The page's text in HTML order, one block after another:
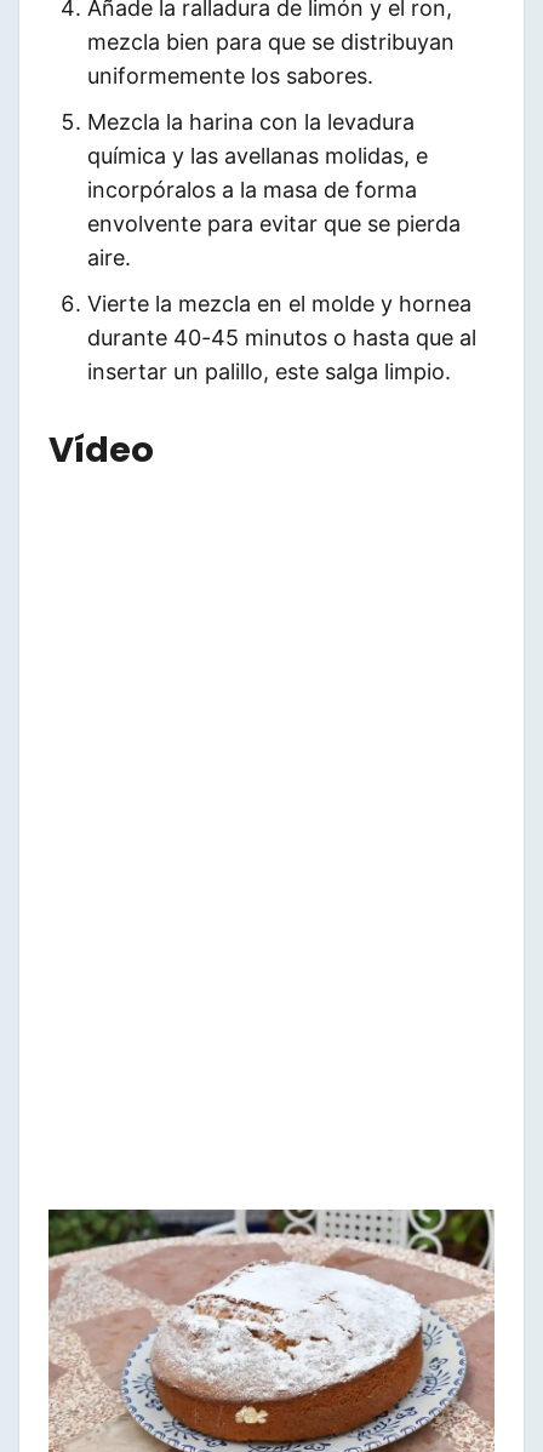
Añade la ralladura de limón y el ron,
mezcla bien para que se distribuyan
uniformemente los sabores.
Mezcla la harina con la levadura
química y las avellanas molidas, e
incorpóralos a la masa de forma
envolvente para evitar que se pierda
aire.
Vierte la mezcla en el molde y hornea
durante 40-45 minutos o hasta que al
insertar un palillo, este salga limpio.
Vídeo